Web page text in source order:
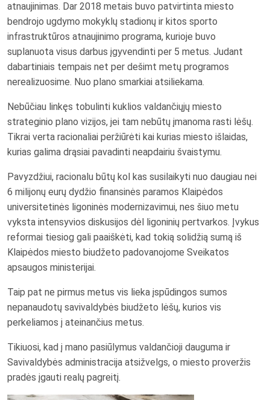
atnaujinimas. Dar 2018 metais buvo patvirtinta miesto
bendrojo ugdymo mokyklų stadionų ir kitos sporto
infrastruktūros atnaujinimo programa, kurioje buvo
suplanuota visus darbus įgyvendinti per 5 metus. Judant
dabartiniais tempais net per dešimt metų programos
nerealizuosime. Nuo plano smarkiai atsiliekama.
Nebūčiau linkęs tobulinti kuklios valdančiųjų miesto
strateginio plano vizijos, jei tam nebūtų įmanoma rasti lėšų.
Tikrai verta racionaliai peržiūrėti kai kurias miesto išlaidas,
kurias galima drąsiai pavadinti neapdairiu švaistymu.
Pavyzdžiui, racionalu būtų kol kas susilaikyti nuo daugiau nei
6 milijonų eurų dydžio finansinės paramos Klaipėdos
universitetinės ligoninės modernizavimui, nes šiuo metu
vyksta intensyvios diskusijos dėl ligoninių pertvarkos. Įvykus
reformai tiesiog gali paaiškėti, kad tokią solidžią sumą iš
Klaipėdos miesto biudžeto padovanojome Sveikatos
apsaugos ministerijai.
Taip pat ne pirmus metus vis lieka įspūdingos sumos
nepanaudotų savivaldybės biudžeto lėšų, kurios vis
perkeliamos į ateinančius metus.
Tikiuosi, kad į mano pasiūlymus valdančioji dauguma ir
Savivaldybės administracija atsižvelgs, o miesto proveržis
pradės įgauti realų pagreitį.